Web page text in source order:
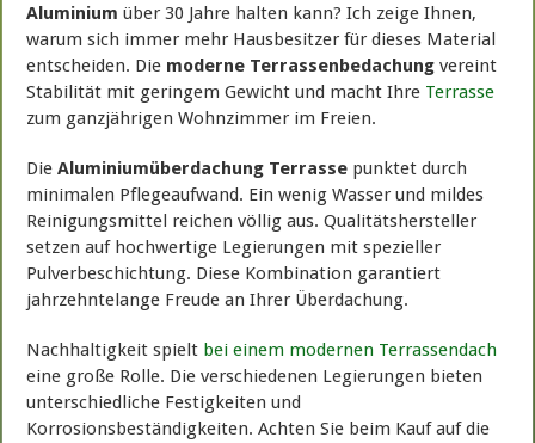
Aluminium über 30 Jahre halten kann? Ich zeige Ihnen,
warum sich immer mehr Hausbesitzer für dieses Material
entscheiden. Die moderne Terrassenbedachung vereint
Stabilität mit geringem Gewicht und macht Ihre Terrasse
zum ganzjährigen Wohnzimmer im Freien.
DieAluminiumüberdachung Terrasse punktet durch
minimalen Pflegeaufwand. Ein wenig Wasser und mildes
Reinigungsmittel reichen völlig aus. Qualitätshersteller
setzen auf hochwertige Legierungen mit spezieller
Pulverbeschichtung. Diese Kombination garantiert
jahrzehntelange Freude an Ihrer Überdachung.
Nachhaltigkeit spielt bei einem modernen Terrassendach
eine große Rolle. Die verschiedenen Legierungen bieten
unterschiedliche Festigkeiten und
Korrosionsbeständigkeiten. Achten Sie beim Kauf auf die